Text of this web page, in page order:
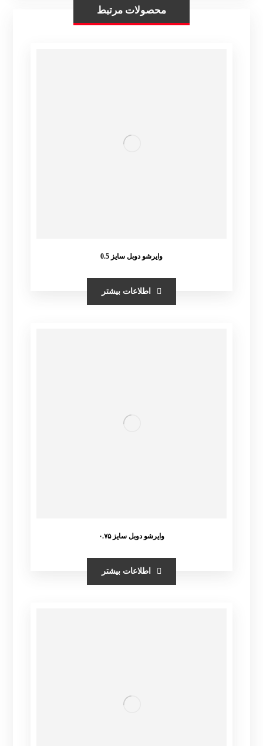
محصولات مرتبط
وایرشو دوبل سایز 0.5
اطلاعات بیشتر
وایرشو دوبل سایز ۰.۷۵
اطلاعات بیشتر